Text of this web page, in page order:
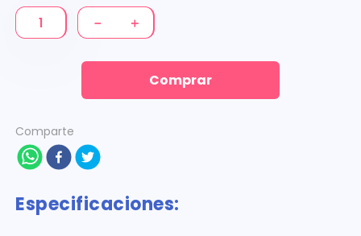
＋
－
Comprar
Comparte
Especificaciones: